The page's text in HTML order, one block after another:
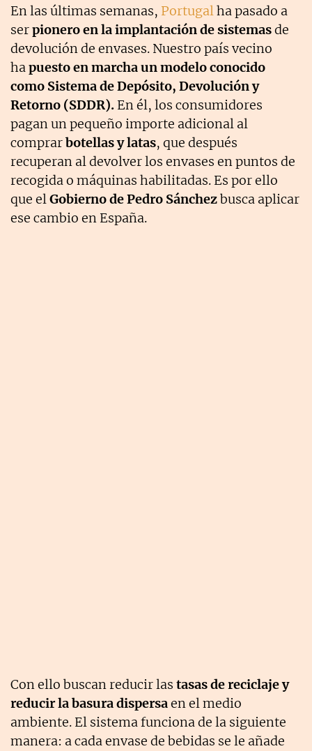
En las últimas semanas, Portugalha pasado a
serpionero en la implantación de sistemasde
devolución de envases. Nuestro país vecino
hapuesto en marcha un modelo conocido
como Sistema de Depósito, Devolución y
Retorno (SDDR). En él, los consumidores
pagan un pequeño importe adicional al
comprarbotellas y latas, que después
recuperan al devolver los envases en puntos de
recogida o máquinas habilitadas. Es por ello
que elGobierno de Pedro Sánchezbusca aplicar
ese cambio en España.
Con ello buscan reducir las tasas de reciclaje y
reducir la basura dispersaen el medio
ambiente. El sistema funciona de la siguiente
manera: a cada envase de bebidas se le añade